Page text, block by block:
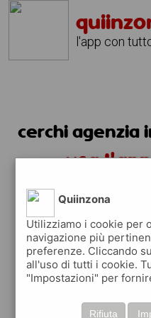
l'app con
cerchi agenzia
usa
Quiinzona
Utilizziamo i cookie per
navigazione più
preferenze. Cliccando
all'uso di tutti i cookie.
"Impostazioni" per
Rifiuta